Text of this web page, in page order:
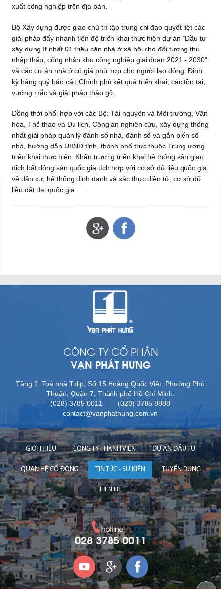
xuất công nghiệp trên địa bàn.
Bộ Xây dựng được giao chủ trì tập trung chỉ đạo quyết liệt các
giải pháp đẩy nhanh tiến độ triển khai thực hiện dự án "Đầu tư
xây dựng ít nhất 01 triệu căn nhà ở xã hội cho đối tượng thu
nhập thấp, công nhân khu công nghiệp giai đoạn 2021 - 2030"
và các dự án nhà ở có giá phù hợp cho người lao động. Định
kỳ hàng quý báo cáo Chính phủ kết quả triển khai, các tồn tại,
vướng mắc và giải pháp tháo gỡ.
Đồng thời phối hợp với các Bộ: Tài nguyên và Môi trường, Văn
hóa, Thể thao và Du lịch, Công an nghiên cứu, xây dựng thống
nhất giải pháp quản lý đánh số nhà, đánh số và gắn biển số
nhà, hướng dẫn UBND tỉnh, thành phố trực thuộc Trung ương
triển khai thực hiện. Khẩn trương triển khai hệ thống sàn giao
dịch bất động sản quốc gia tích hợp với cơ sở dữ liệu quốc gia
về dân cư, hệ thống định danh và xác thực điện tử, cơ sở dữ
liệu đất đai quốc gia.
CÔNG TY CỔ PHẦN
VẠN PHÁT HƯNG
Tầng 2, Toà nhà Tulip, Số 15 Hoàng Quốc Việt, Phường Phú
Thuận, Quận 7, Thành phố Hồ Chí Minh.
(028) 3785 0011
(028) 3785 8888
contact@vanphathung.com.vn
GIỚI THIỆU CÔNG TY THÀNH VIÊN DỰ ÁN ĐẦU TƯ
QUAN HỆ CỔ ĐÔNG TIN TỨC - SỰ KIỆN TUYỂN DỤNG
LIÊN HỆ
028 3785 0011